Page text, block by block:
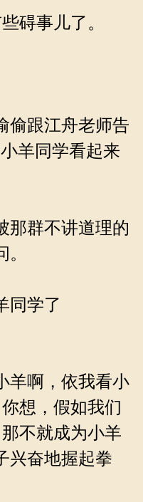
碍事儿了。
偷跟江舟老师告
羊同学看起来
那群不讲道理的
同学了
羊啊，依我看小
想，假如我们
不就成为小羊
兴奋地握起拳